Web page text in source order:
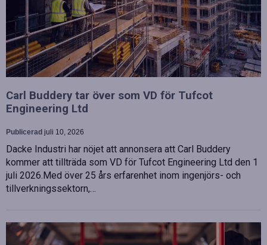
Carl Buddery tar över som VD för Tufcot
Engineering Ltd
Publicerad juli 10, 2026
Dacke Industri har nöjet att annonsera att Carl Buddery
kommer att tillträda som VD för Tufcot Engineering Ltd den 1
juli 2026.Med över 25 års erfarenhet inom ingenjörs- och
tillverkningssektorn,…